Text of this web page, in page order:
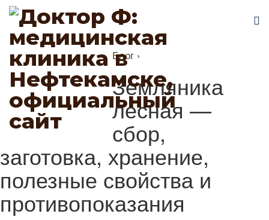
Блог ›
Земляника
лесная —
сбор,
заготовка, хранение,
полезные свойства и
противопоказания